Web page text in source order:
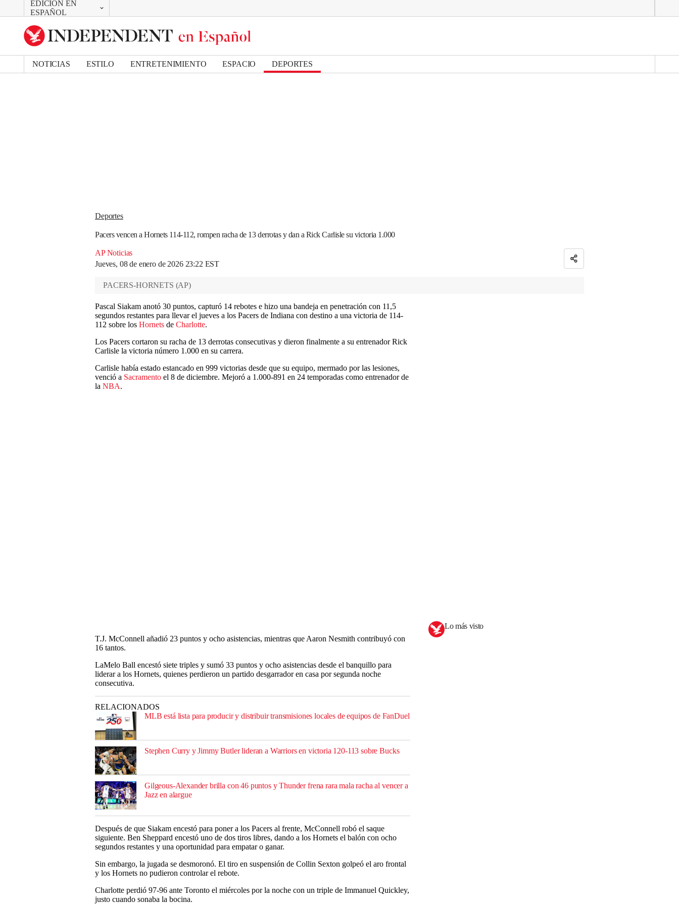
EDICIÓN EN
ESPAÑOL
CAMBIAR
UK Edition
US Edition
NOTICIAS ESTILO ENTRETENIMIENTO ESPACIO DEPORTES
Deportes
Pacers vencen a Hornets 114-112, rompen racha de 13 derrotas y dan a Rick Carlisle su victoria 1.000
AP Noticias
Jueves, 08 de enero de 2026 23:22 EST
Bookmark popover
Removed from bookmarks
Close popover
PACERS-HORNETS (AP)
Pascal Siakam anotó 30 puntos, capturó 14 rebotes e hizo una bandeja en penetración con 11,5
segundos restantes para llevar el jueves a los Pacers de Indiana con destino a una victoria de 114-
112 sobre los Hornets de Charlotte.
Los Pacers cortaron su racha de 13 derrotas consecutivas y dieron finalmente a su entrenador Rick
Carlisle la victoria número 1.000 en su carrera.
Carlisle había estado estancado en 999 victorias desde que su equipo, mermado por las lesiones,
venció a Sacramento el 8 de diciembre. Mejoró a 1.000-891 en 24 temporadas como entrenador de
la NBA.
T.J. McConnell añadió 23 puntos y ocho asistencias, mientras que Aaron Nesmith contribuyó con
16 tantos.
LaMelo Ball encestó siete triples y sumó 33 puntos y ocho asistencias desde el banquillo para
liderar a los Hornets, quienes perdieron un partido desgarrador en casa por segunda noche
consecutiva.
RELACIONADOS
MLB está lista para producir y distribuir transmisiones locales de equipos de FanDuel
Stephen Curry y Jimmy Butler lideran a Warriors en victoria 120-113 sobre Bucks
Gilgeous-Alexander brilla con 46 puntos y Thunder frena rara mala racha al vencer a
Jazz en alargue
Después de que Siakam encestó para poner a los Pacers al frente, McConnell robó el saque
siguiente. Ben Sheppard encestó uno de dos tiros libres, dando a los Hornets el balón con ocho
segundos restantes y una oportunidad para empatar o ganar.
Sin embargo, la jugada se desmoronó. El tiro en suspensión de Collin Sexton golpeó el aro frontal
y los Hornets no pudieron controlar el rebote.
Charlotte perdió 97-96 ante Toronto el miércoles por la noche con un triple de Immanuel Quickley,
justo cuando sonaba la bocina.
Lo más visto